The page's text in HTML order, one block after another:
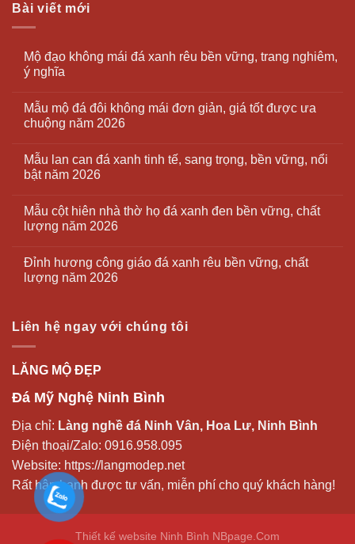
Bài viết mới
Mộ đạo không mái đá xanh rêu bền vững, trang nghiêm,
ý nghĩa
Mẫu mộ đá đôi không mái đơn giản, giá tốt được ưa
chuộng năm 2026
Mẫu lan can đá xanh tinh tế, sang trọng, bền vững, nổi
bật năm 2026
Mẫu cột hiên nhà thờ họ đá xanh đen bền vững, chất
lượng năm 2026
Đỉnh hương công giáo đá xanh rêu bền vững, chất
lượng năm 2026
Liên hệ ngay với chúng tôi
LĂNG MỘ ĐẸP
Đá Mỹ Nghệ Ninh Bình
Địa chỉ: Làng nghề đá Ninh Vân, Hoa Lư, Ninh Bình
Điện thoại/Zalo: 0916.958.095
Website: https://langmodep.net
Rất hân hạnh được tư vấn, miễn phí cho quý khách hàng!
Thiết kế website Ninh Bình NBpage.Com